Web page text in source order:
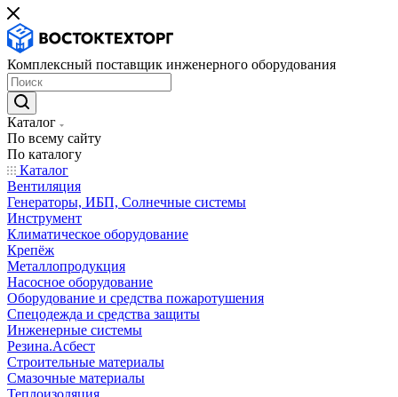
Комплексный поставщик инженерного оборудования
Каталог
По всему сайту
По каталогу
Каталог
Вентиляция
Генераторы, ИБП, Солнечные системы
Инструмент
Климатическое оборудование
Крепёж
Металлопродукция
Насосное оборудование
Оборудование и средства пожаротушения
Спецодежда и средства защиты
Инженерные системы
Резина.Асбест
Строительные материалы
Смазочные материалы
Теплоизоляция